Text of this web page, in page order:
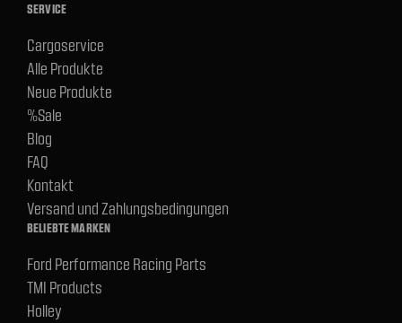
SERVICE
Cargoservice
Alle Produkte
Neue Produkte
%Sale
Blog
FAQ
Kontakt
Versand und Zahlungsbedingungen
BELIEBTE MARKEN
Ford Performance Racing Parts
TMI Products
Holley